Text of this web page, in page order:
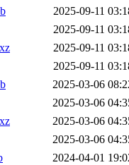
2025-09-11
2025-09-11
2025-09-11
2025-09-11
2025-03-06
2025-03-06
2025-03-06
2025-03-06
2024-04-01